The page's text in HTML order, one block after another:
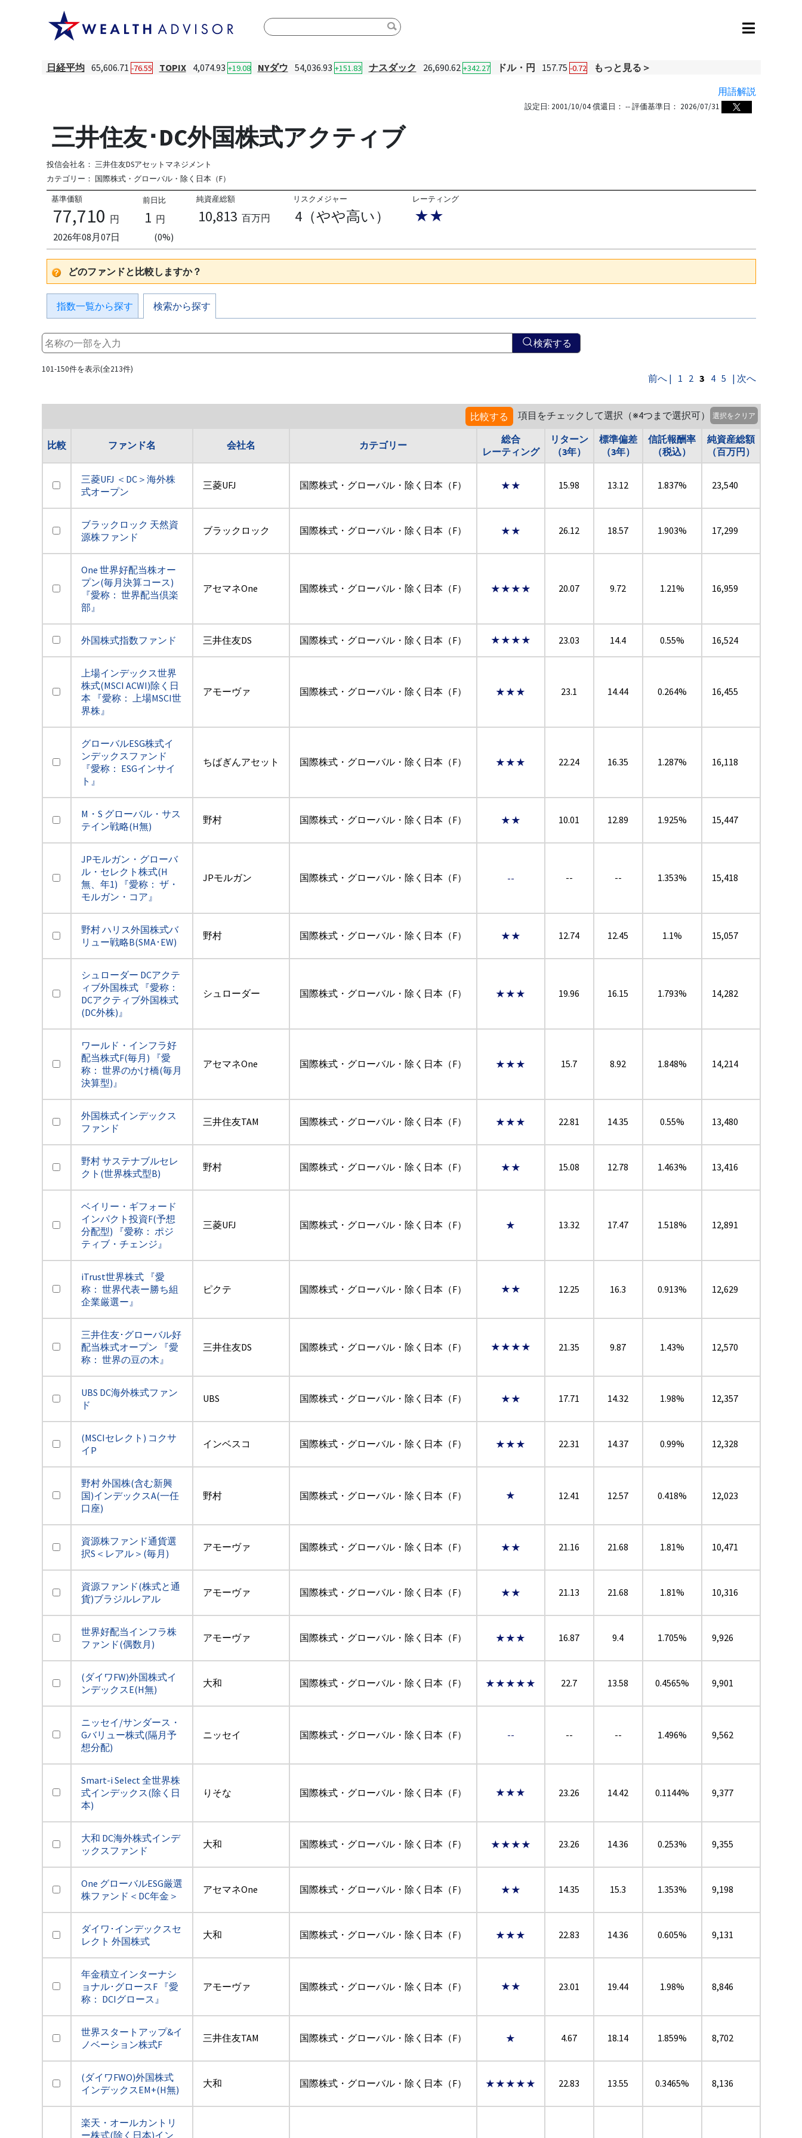
日経平均 65,606.71 -76.55 TOPIX 4,074.93 +19.08 NYダウ 54,036.93 +151.83 ナスダック 26,690.62 +342.27 ドル・円 157.75 -0.72
もっと見る＞
用語解説
設定日: 2001/10/04 償還日： -- 評価基準日： 2026/07/31
三井住友･DC外国株式アクティブ
投信会社名： 三井住友DSアセットマネジメント
カテゴリー： 国際株式・グローバル・除く日本（F）
基準価額
77,710 円
2026年08月07日
前日比
1 円
(0%)
純資産総額
10,813 百万円
リスクメジャー
4（やや高い）
レーティング
★★
どのファンドと比較しますか？
指数一覧から探す 検索から探す
検索する
101-150件を表示(全213件)
前へ | 1 2 3 4 5 | 次へ
比較する 項目をチェックして選択（※4つまで選択可） 選択をクリア
比較 ファンド名 会社名 カテゴリー
総合
レーティング
リターン
（3年）
標準偏差
（3年）
信託報酬率
（税込）
純資産総額
（百万円）
三菱UFJ ＜DC＞海外株
式オープン
三菱UFJ 国際株式・グローバル・除く日本（F） ★★ 15.98 13.12 1.837% 23,540
ブラックロック 天然資
源株ファンド
ブラックロック 国際株式・グローバル・除く日本（F） ★★ 26.12 18.57 1.903% 17,299
One 世界好配当株オー
プン(毎月決算コース)
『愛称： 世界配当倶楽
部』
アセマネOne 国際株式・グローバル・除く日本（F） ★★★★ 20.07 9.72 1.21% 16,959
外国株式指数ファンド 三井住友DS 国際株式・グローバル・除く日本（F） ★★★★ 23.03 14.4 0.55% 16,524
上場インデックス世界
株式(MSCI ACWI)除く日
本 『愛称： 上場MSCI世
界株』
アモーヴァ 国際株式・グローバル・除く日本（F） ★★★ 23.1 14.44 0.264% 16,455
グローバルESG株式イ
ンデックスファンド
『愛称： ESGインサイ
ト』
ちばぎんアセット 国際株式・グローバル・除く日本（F） ★★★ 22.24 16.35 1.287% 16,118
M・S グローバル・サス
テイン戦略(H無)
野村 国際株式・グローバル・除く日本（F） ★★ 10.01 12.89 1.925% 15,447
JPモルガン・グローバ
ル・セレクト株式(H
無、年1) 『愛称： ザ・
モルガン・コア』
JPモルガン 国際株式・グローバル・除く日本（F） -- -- -- 1.353% 15,418
野村 ハリス外国株式バ
リュー戦略B(SMA･EW)
野村 国際株式・グローバル・除く日本（F） ★★ 12.74 12.45 1.1% 15,057
シュローダー DCアクテ
ィブ外国株式 『愛称：
DCアクティブ外国株式
(DC外株)』
シュローダー 国際株式・グローバル・除く日本（F） ★★★ 19.96 16.15 1.793% 14,282
ワールド・インフラ好
配当株式F(毎月) 『愛
称： 世界のかけ橋(毎月
決算型)』
アセマネOne 国際株式・グローバル・除く日本（F） ★★★ 15.7 8.92 1.848% 14,214
外国株式インデックス
ファンド
三井住友TAM 国際株式・グローバル・除く日本（F） ★★★ 22.81 14.35 0.55% 13,480
野村 サステナブルセレ
クト(世界株式型B)
野村 国際株式・グローバル・除く日本（F） ★★ 15.08 12.78 1.463% 13,416
ベイリー・ギフォード
インパクト投資F(予想
分配型) 『愛称： ポジ
ティブ・チェンジ』
三菱UFJ 国際株式・グローバル・除く日本（F） ★ 13.32 17.47 1.518% 12,891
iTrust世界株式 『愛
称： 世界代表ー勝ち組
企業厳選ー』
ピクテ 国際株式・グローバル・除く日本（F） ★★ 12.25 16.3 0.913% 12,629
三井住友･グローバル好
配当株式オープン 『愛
称： 世界の豆の木』
三井住友DS 国際株式・グローバル・除く日本（F） ★★★★ 21.35 9.87 1.43% 12,570
UBS DC海外株式ファン
ド
UBS 国際株式・グローバル・除く日本（F） ★★ 17.71 14.32 1.98% 12,357
(MSCIセレクト) コクサ
イP
インベスコ 国際株式・グローバル・除く日本（F） ★★★ 22.31 14.37 0.99% 12,328
野村 外国株(含む新興
国)インデックスA(一任
口座)
野村 国際株式・グローバル・除く日本（F） ★ 12.41 12.57 0.418% 12,023
資源株ファンド通貨選
択S＜レアル＞(毎月)
アモーヴァ 国際株式・グローバル・除く日本（F） ★★ 21.16 21.68 1.81% 10,471
資源ファンド(株式と通
貨)ブラジルレアル
アモーヴァ 国際株式・グローバル・除く日本（F） ★★ 21.13 21.68 1.81% 10,316
世界好配当インフラ株
ファンド(偶数月)
アモーヴァ 国際株式・グローバル・除く日本（F） ★★★ 16.87 9.4 1.705% 9,926
(ダイワFW)外国株式イ
ンデックスE(H無)
大和 国際株式・グローバル・除く日本（F） ★★★★★ 22.7 13.58 0.4565% 9,901
ニッセイ/サンダース・
Gバリュー株式(隔月予
想分配)
ニッセイ 国際株式・グローバル・除く日本（F） -- -- -- 1.496% 9,562
Smart-i Select 全世界株
式インデックス(除く日
本)
りそな 国際株式・グローバル・除く日本（F） ★★★ 23.26 14.42 0.1144% 9,377
大和 DC海外株式インデ
ックスファンド
大和 国際株式・グローバル・除く日本（F） ★★★★ 23.26 14.36 0.253% 9,355
One グローバルESG厳選
株ファンド＜DC年金＞
アセマネOne 国際株式・グローバル・除く日本（F） ★★ 14.35 15.3 1.353% 9,198
ダイワ･インデックスセ
レクト 外国株式
大和 国際株式・グローバル・除く日本（F） ★★★ 22.83 14.36 0.605% 9,131
年金積立インターナシ
ョナル･グロースF 『愛
称： DCIグロース』
アモーヴァ 国際株式・グローバル・除く日本（F） ★★ 23.01 19.44 1.98% 8,846
世界スタートアップ&イ
ノベーション株式F
三井住友TAM 国際株式・グローバル・除く日本（F） ★ 4.67 18.14 1.859% 8,702
(ダイワFWO)外国株式
インデックスEM+(H無)
大和 国際株式・グローバル・除く日本（F） ★★★★★ 22.83 13.55 0.3465% 8,136
楽天・オールカントリ
ー株式(除く日本)イン